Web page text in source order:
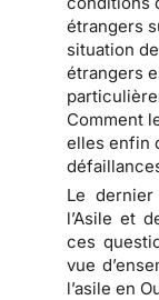
étrangers
situation
étrangers
Comment
elles enfin
Le
l’Asile et
ces
vue
l’asile en